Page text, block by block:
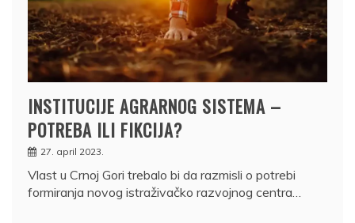
INSTITUCIJE AGRARNOG SISTEMA –
POTREBA ILI FIKCIJA?
27. april 2023.
Vlast u Crnoj Gori trebalo bi da razmisli o potrebi
formiranja novog istraživačko razvojnog centra…